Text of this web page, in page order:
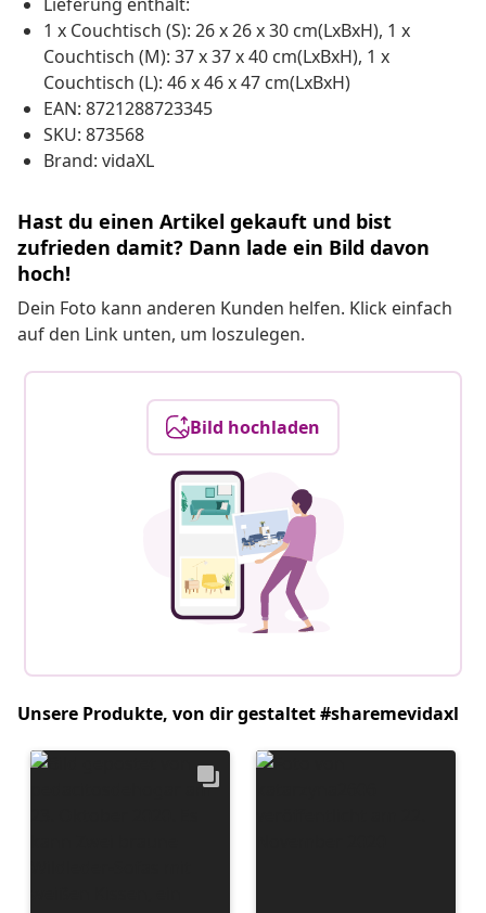
1 x Couchtisch (S): 26 x 26 x 30 cm(LxBxH), 1 x
Couchtisch (M): 37 x 37 x 40 cm(LxBxH), 1 x
Couchtisch (L): 46 x 46 x 47 cm(LxBxH)
EAN: 8721288723345
SKU: 873568
Brand: vidaXL
Hast du einen Artikel gekauft und bist
zufrieden damit? Dann lade ein Bild davon
hoch!
Dein Foto kann anderen Kunden helfen. Klick einfach
auf den Link unten, um loszulegen.
Bild hochladen
Unsere Produkte, von dir gestaltet #sharemevidaxl